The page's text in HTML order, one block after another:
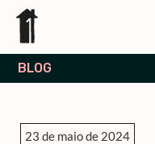
BLOG
23 de maio de 2024